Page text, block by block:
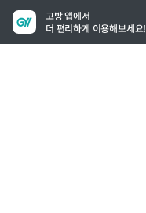
고방 앱에서
더 편리하게 이용해보세요!